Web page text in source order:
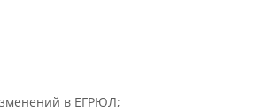
в ЕГРЮЛ;